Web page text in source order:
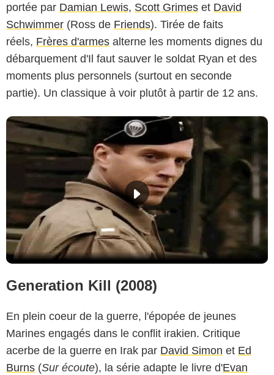
portée par Damian Lewis, Scott Grimes et David
Schwimmer (Ross de Friends). Tirée de faits
réels, Frères d'armes alterne les moments dignes du
débarquement d'Il faut sauver le soldat Ryan et des
moments plus personnels (surtout en seconde
partie). Un classique à voir plutôt à partir de 12 ans.
Generation Kill (2008)
En plein coeur de la guerre, l'épopée de jeunes
Marines engagés dans le conflit irakien. Critique
acerbe de la guerre en Irak par David Simon et Ed
Burns (Sur écoute), la série adapte le livre d'Evan